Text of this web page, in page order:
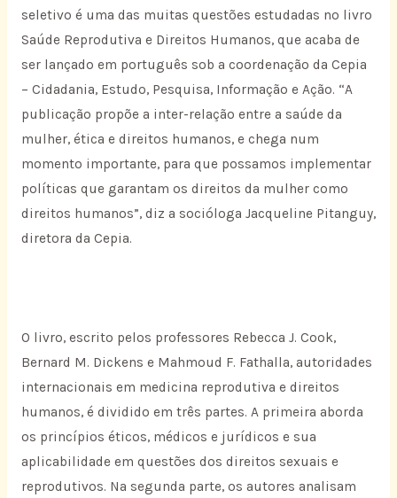
seletivo é uma das muitas questões estudadas no livro
Saúde Reprodutiva e Direitos Humanos, que acaba de
ser lançado em português sob a coordenação da Cepia
– Cidadania, Estudo, Pesquisa, Informação e Ação. “A
publicação propõe a inter-relação entre a saúde da
mulher, ética e direitos humanos, e chega num
momento importante, para que possamos implementar
políticas que garantam os direitos da mulher como
direitos humanos”, diz a socióloga Jacqueline Pitanguy,
diretora da Cepia.
O livro, escrito pelos professores Rebecca J. Cook,
Bernard M. Dickens e Mahmoud F. Fathalla, autoridades
internacionais em medicina reprodutiva e direitos
humanos, é dividido em três partes. A primeira aborda
os princípios éticos, médicos e jurídicos e sua
aplicabilidade em questões dos direitos sexuais e
reprodutivos. Na segunda parte, os autores analisam